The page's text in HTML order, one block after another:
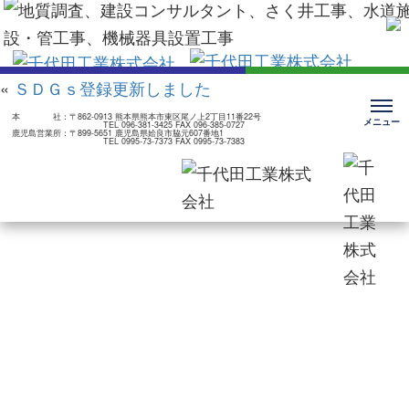
« ＳＤＧｓ登録更新しました
本 社：〒862-0913 熊本県熊本市東区尾ノ上2丁目11番22号
TEL 096-381-3425 FAX 096-385-0727
鹿児島営業所：〒899-5651 鹿児島県姶良市脇元607番地1
TEL 0995-73-7373 FAX 0995-73-7383